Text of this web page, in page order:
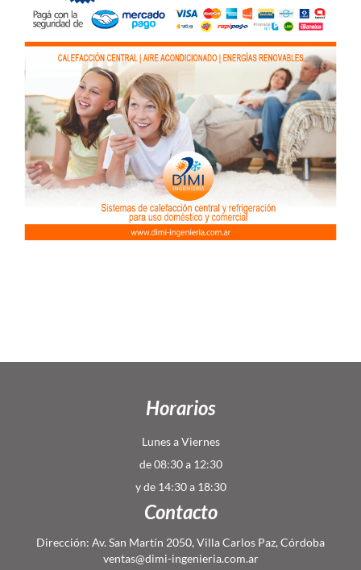
Horarios
Lunes a Viernes
de 08:30 a 12:30
y de 14:30 a 18:30
Contacto
Dirección: Av. San Martín 2050, Villa Carlos Paz, Córdoba
ventas@dimi-ingenieria.com.ar